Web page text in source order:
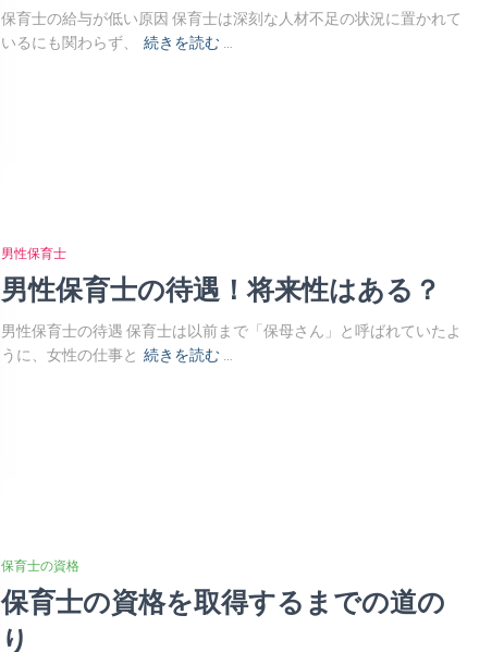
保育士の給与が低い原因 保育士は深刻な人材不足の状況に置かれて
いるにも関わらず、
続きを読む …
男性保育士
男性保育士の待遇！将来性はある？
男性保育士の待遇 保育士は以前まで「保母さん」と呼ばれていたよ
うに、女性の仕事と 続きを読む …
保育士の資格
保育士の資格を取得するまでの道の
り